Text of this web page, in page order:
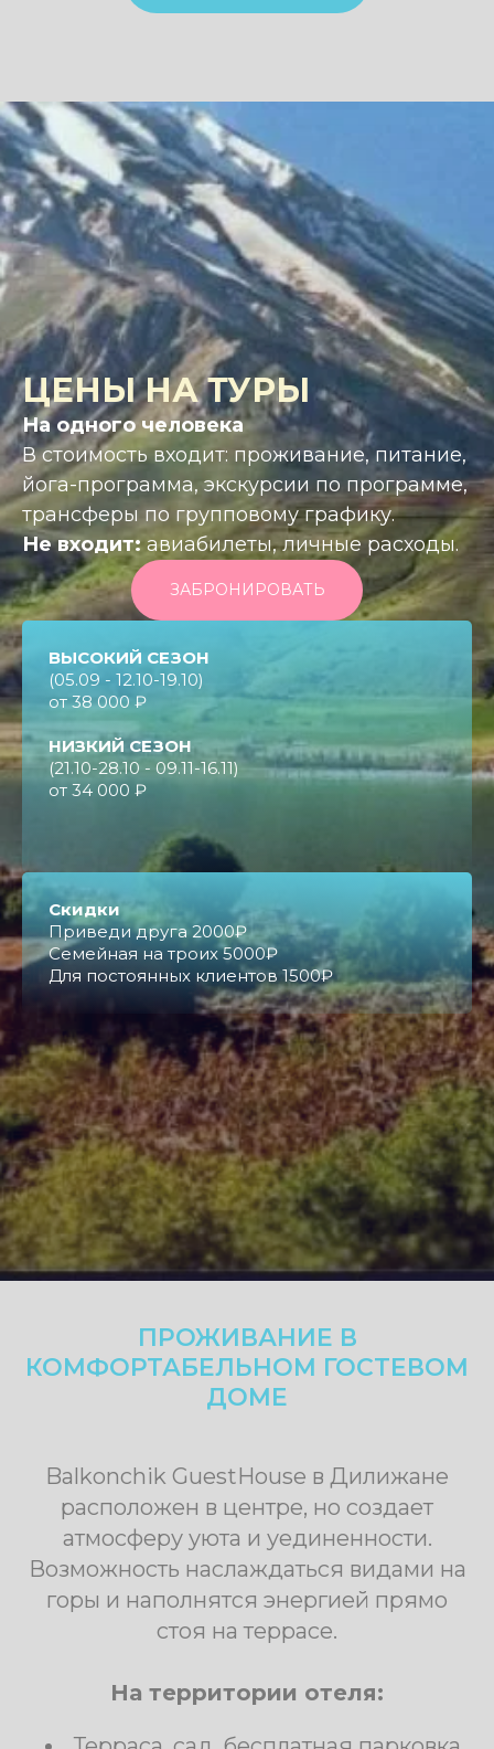
Гега́рд - армянский средневековый
монастырский комплекс, внесённый
ЮНЕСКО в список объектов
Всемирного культурного наследия
Одно из самых ярких чудес
Армении - скальный массив
"Симфония камней" в ущелье Гарни
Озеро Севан
Севанаванк - монастырский
комплекс, расположенный на
полуостровном береге Севана
ЧТО ВЗЯТЬ С СОБОЙ?
ЦЕНЫ НА ТУРЫ
На одного человека
В стоимость входит: проживание, питание,
йога-программа, экскурсии по программе,
трансферы по групповому графику.
Не входит:авиабилеты, личные расходы.
ЗАБРОНИРОВАТЬ
ВЫСОКИЙ СЕЗОН
(05.09 - 12.10-19.10)
НИЗКИЙ СЕЗОН
(21.10-28.10 - 09.11-16.11)
от 34 000 ₽
Скидки
Приведи друга 2000₽
Семейная на троих 5000₽
Для постоянных клиентов 1500₽